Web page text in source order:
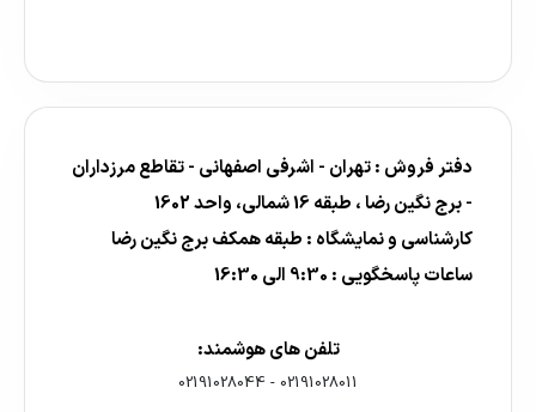
دفتر فروش : تهران - اشرفی اصفهانی - تقاطع مرزداران
- برج نگین رضا ، طبقه 16 شمالی، واحد 1602
کارشناسی و نمایشگاه : طبقه همکف برج نگین رضا
ساعات پاسخگویی : 9:30 الی 16:30
تلفن های هوشمند:
02191028011
-
02191028044